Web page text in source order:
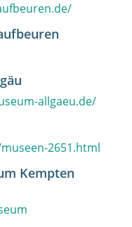
allgaeu.de/
2651.html
Kempten